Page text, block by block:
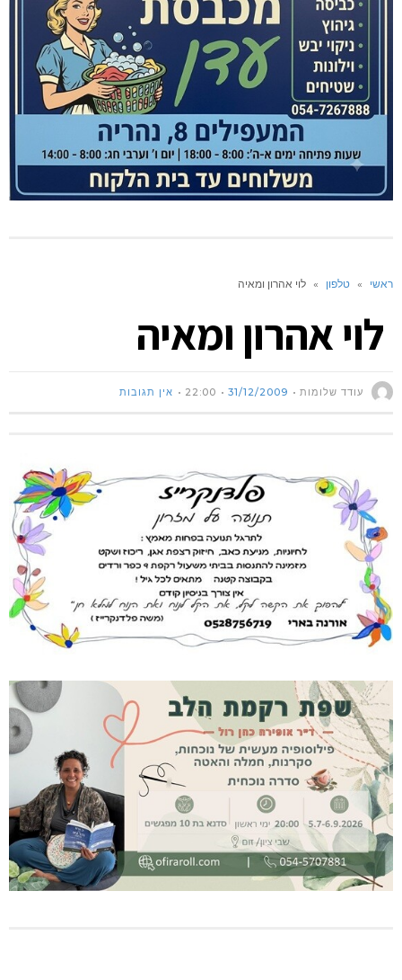
ראשי » טלפון » לוי אהרון ומאיה
לוי אהרון ומאיה
עודד שלומות 31/12/2009
22:00 אין תגובות